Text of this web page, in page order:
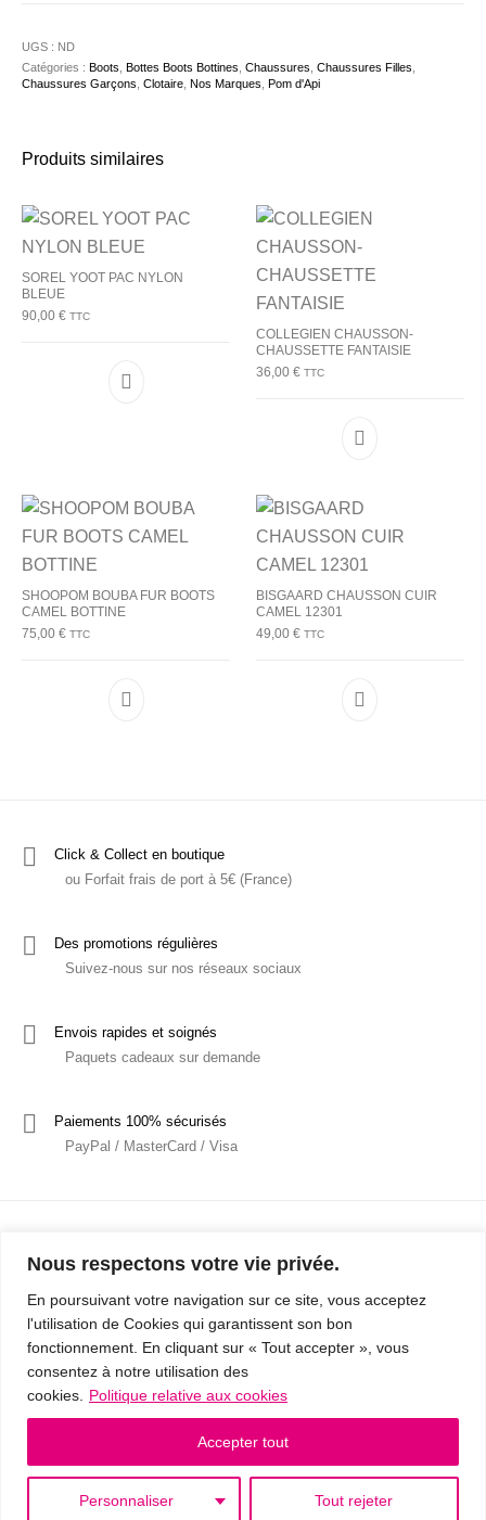
Nous respectons votre vie privée.
En poursuivant votre navigation sur ce site, vous acceptez
l'utilisation de Cookies qui garantissent son bon
fonctionnement. En cliquant sur « Tout accepter », vous
consentez à notre utilisation des
cookies.
Politique relative aux cookies
Personnaliser Tout rejeter
Accepter tout
UGS : ND
Catégories :Boots ,Bottes Boots Bottines ,Chaussures ,Chaussures Filles
Chaussures Garçons ,Clotaire ,Nos Marques ,Pom d'Api
Produits similaires
SOREL YOOT PAC NYLON
BLEUE
90,00€ TTC
Ce produit a plusieurs variations. Les options
COLLEGIEN CHAUSSON-
CHAUSSETTE FANTAISIE
36,00 € TTC
Ce produit a
SHOOPOM BOUBA FUR BOOTS
CAMEL BOTTINE
75,00€ TTC
Ce produit a plusieurs variations. Les options
BISGAARD CHAUSSON CUIR
CAMEL 12301
49,00 € TTC
Ce produit a
Click & Collect en boutique
ou Forfait frais de port à 5€ (France)
Des promotions régulières
Suivez-nous sur nos réseaux sociaux
Envois rapides et soignés
Paquets cadeaux sur demande
Paiements 100% sécurisés
PayPal / MasterCard / Visa
Mentions Légales
Politique de confidentialité / RGPD
Conditions Générales de Vente
© 2019 - Cousins & Cousines